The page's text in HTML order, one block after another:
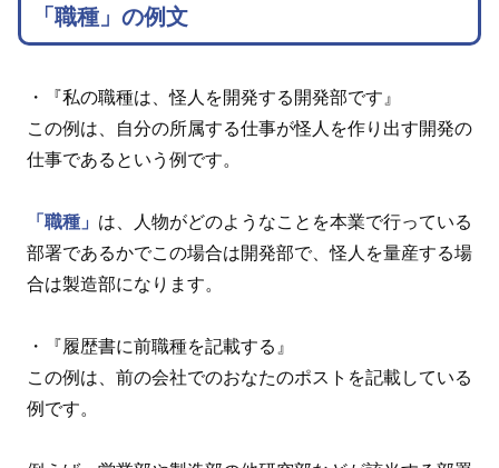
「職種」の例文
・『私の職種は、怪人を開発する開発部です』
この例は、自分の所属する仕事が怪人を作り出す開発の
仕事であるという例です。
「職種」 は、人物がどのようなことを本業で行っている
部署であるかでこの場合は開発部で、怪人を量産する場
合は製造部になります。
・『履歴書に前職種を記載する』
この例は、前の会社でのおなたのポストを記載している
例です。